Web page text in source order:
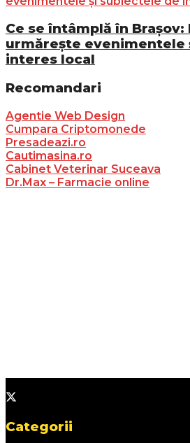
Ce se întâmplă în Brașov:
urmărește evenimentele
interes local
Recomandari
Agentie Web Design
Cumpara Criptomonede
Presadeazi.ro
Cautimasina.ro
Cabinet Veterinar Suceava
Dr.Max – Farmacie online
Categorii